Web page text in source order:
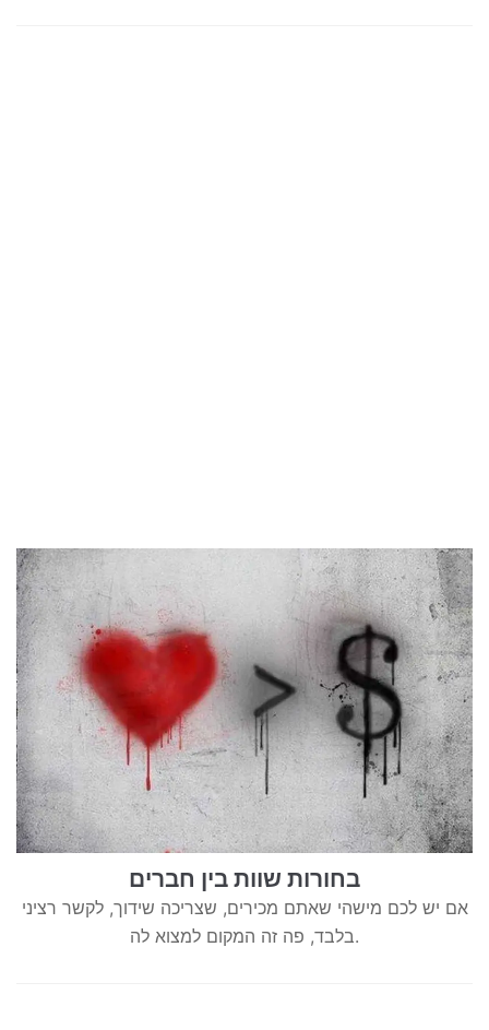
בחורות שוות בין חברים
אם יש לכם מישהי שאתם מכירים, שצריכה שידוך, לקשר רציני
בלבד, פה זה המקום למצוא לה.